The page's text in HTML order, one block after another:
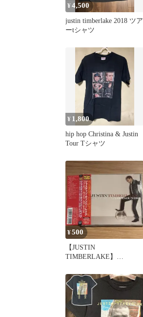
¥4,500
justin timberlake 2018 ツア
ーtシャツ
¥ 1,800
hip hop Christina & Justin
Tour Tシャツ
¥500
【JUSTIN
TIMBERLAKE】
NDS